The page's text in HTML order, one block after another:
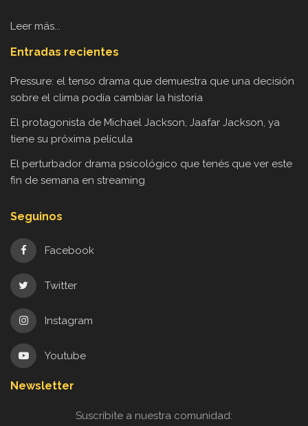
Leer más...
Entradas recientes
Pressure: el tenso drama que demuestra que una decisión
sobre el clima podía cambiar la historia
El protagonista de Michael Jackson, Jaafar Jackson, ya
tiene su próxima película
El perturbador drama psicológico que tenés que ver este
fin de semana en streaming
Seguinos
Facebook
Twitter
Instagram
Youtube
Newsletter
Suscribite a nuestra comunidad: